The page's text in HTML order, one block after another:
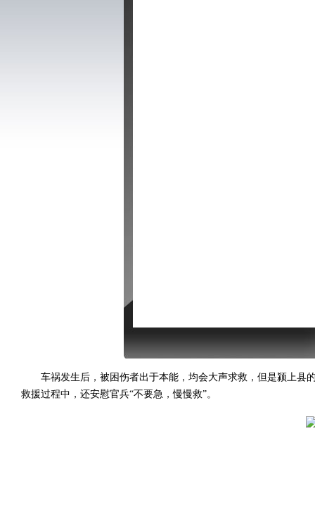
车祸发生后，被困伤者出于本能，均会大声求救，但是颍上县的
救援过程中，还安慰官兵“不要急，慢慢救”。